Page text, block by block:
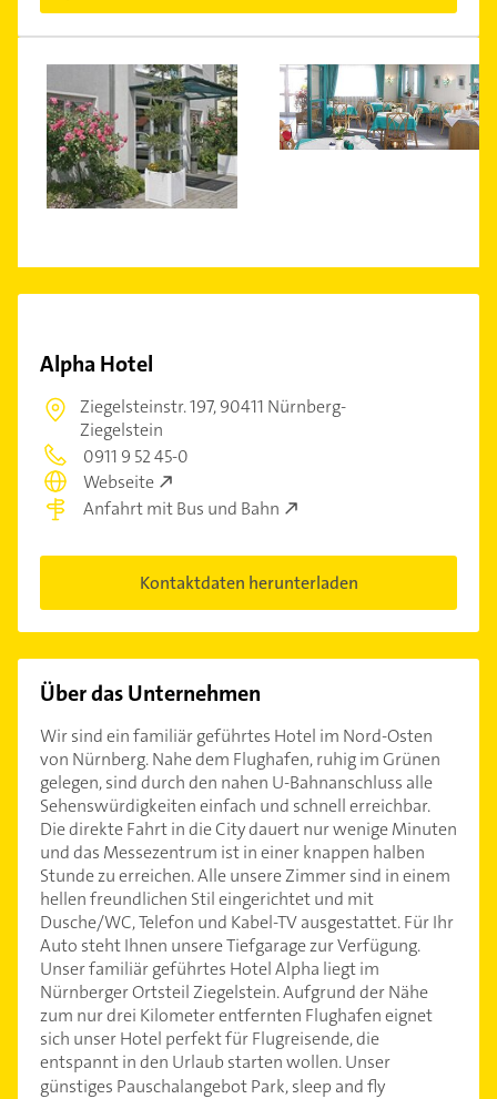
Alpha Hotel
Ziegelsteinstr. 197,90411 Nürnberg-
Ziegelstein
0911 9 52 45-0
Webseite
Anfahrt mit Bus und Bahn
Kontaktdaten herunterladen
Über das Unternehmen
Wir sind ein familiär geführtes Hotel im Nord-Osten
von Nürnberg. Nahe dem Flughafen, ruhig im Grünen
gelegen, sind durch den nahen U-Bahnanschluss alle
Sehenswürdigkeiten einfach und schnell erreichbar.
Die direkte Fahrt in die City dauert nur wenige Minuten
und das Messezentrum ist in einer knappen halben
Stunde zu erreichen. Alle unsere Zimmer sind in einem
hellen freundlichen Stil eingerichtet und mit
Dusche/WC, Telefon und Kabel-TV ausgestattet. Für Ihr
Auto steht Ihnen unsere Tiefgarage zur Verfügung.
Unser familiär geführtes Hotel Alpha liegt im
Nürnberger Ortsteil Ziegelstein. Aufgrund der Nähe
zum nur drei Kilometer entfernten Flughafen eignet
sich unser Hotel perfekt für Flugreisende, die
entspannt in den Urlaub starten wollen. Unser
günstiges Pauschalangebot Park, sleep and fly